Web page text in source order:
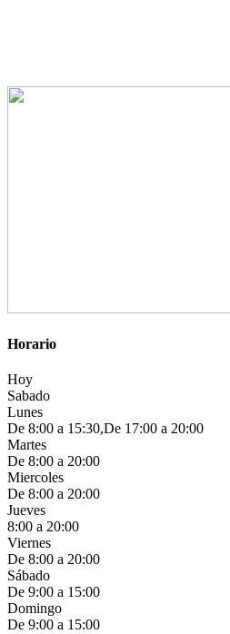
Horario
Hoy
Sabado
Lunes
De 8:00 a 15:30,De 17:00 a 20:00
Martes
De 8:00 a 20:00
Miercoles
De 8:00 a 20:00
Jueves
8:00 a 20:00
Viernes
De 8:00 a 20:00
Sábado
De 9:00 a 15:00
Domingo
De 9:00 a 15:00